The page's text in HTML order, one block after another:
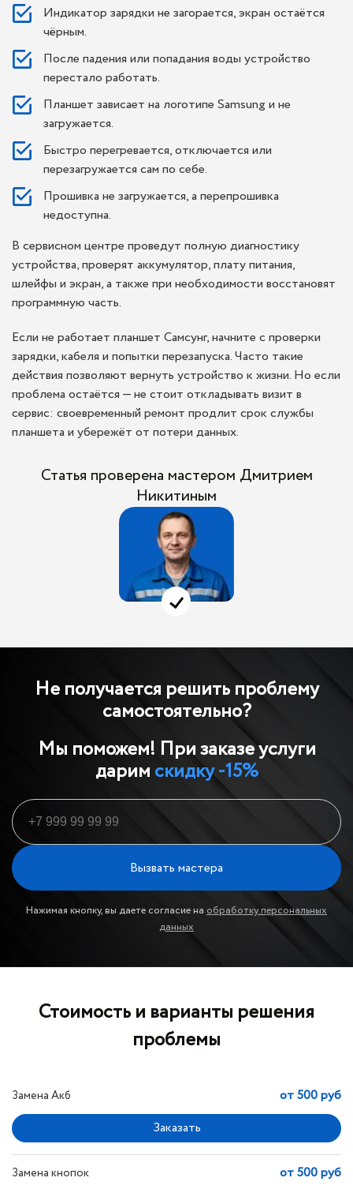
Индикатор зарядки не загорается, экран остаётся
чёрным.
После падения или попадания воды устройство
перестало работать.
Планшет зависает на логотипе Samsung и не
загружается.
Быстро перегревается, отключается или
перезагружается сам по себе.
Прошивка не загружается, а перепрошивка
недоступна.
В сервисном центре проведут полную диагностику
устройства, проверят аккумулятор, плату питания,
шлейфы и экран, а также при необходимости восстановят
программную часть.
Если не работает планшет Самсунг, начните с проверки
зарядки, кабеля и попытки перезапуска. Часто такие
действия позволяют вернуть устройство к жизни. Но если
проблема остаётся — не стоит откладывать визит в
сервис: своевременный ремонт продлит срок службы
планшета и убережёт от потери данных.
Статья проверена мастером Дмитрием
Никитиным
Не получается решить проблему
самостоятельно?
Мы поможем! При заказе услуги
дарим скидку -15%
Вызвать мастера
Нажимая кнопку, вы даете согласие на обработку персональных
данных
Стоимость и варианты решения
проблемы
Замена Акб от 500 руб
Замена кнопок от 500 руб